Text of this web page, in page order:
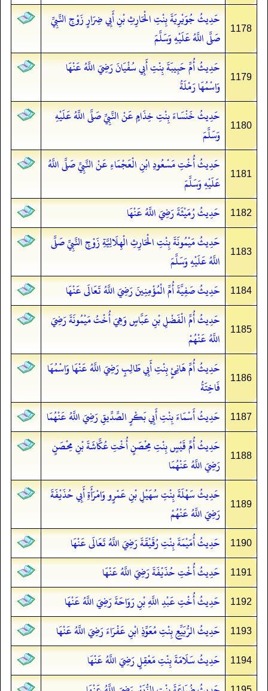
1178
حَدِيثُ جُوَيْرِيَةَ بِنْتِ الْحَارِثِ بْنِ أَبِي ضِرَارٍ زَوْجِ النَّبِيِّ
صَلَّى اللَّهُ عَلَيْهِ وَسَلَّمَ
1179
حَدِيثُ أُمِّ حَبِيبَةَ بِنْتِ أَبِي سُفْيَانَ رَضِيَ اللَّهُ عَنْهَا
وَاسْمُهَا رَمْلَةُ
1180
حَدِيثُ خَنْسَاءَ بِنْتِ خِذَامٍ عَنْ النَّبِيِّ صَلَّى اللَّهُ عَلَيْهِ
وَسَلَّمَ
1181
حَدِيثُ أُخْتِ مَسْعُودِ ابْنِ الْعَجْمَاءِ عَنْ النَّبِيِّ صَلَّى اللَّهُ
عَلَيْهِ وَسَلَّمَ
1182 حَدِيثُ رُمَيْثَةَ رَضِيَ اللَّهُ عَنْهَا
1183
حَدِيثُ مَيْمُونَةَ بِنْتِ الْحَارِثِ الْهِلَالِيَّةِ زَوْجِ النَّبِيِّ صَلَّى
اللَّهُ عَلَيْهِ وَسَلَّمَ
1184 حَدِيثُ صَفِيَّةَ أُمِّ الْمُؤْمِنِينَ رَضِيَ اللَّهُ تَعَالَى عَنْهَا
1185
حَدِيثُ أُمِّ الْفَضْلِ بْنِ عَبَّاسٍ وَهِيَ أُخْتُ مَيْمُونَةَ رَضِيَ
اللَّهُ عَنْهُمْ
1186
حَدِيثُ أُمِّ هَانِئٍ بِنْتِ أَبِي طَالِبٍ رَضِيَ اللَّهُ عَنْهَا وَاسْمُهَا
فَاخِتَةُ
1187 حَدِيثُ أَسْمَاءَ بِنْتِ أَبِي بَكْرٍ الصِّدِّيقِ رَضِيَ اللَّهُ عَنْهُمَا
1188
حَدِيثُ أُمِّ قَيْسٍ بِنْتِ مِحْصَنٍ أُخْتِ عُكَّاشَةَ بْنِ مِحْصَنٍ
رَضِيَ اللَّهُ عَنْهُمَا
1189
حَدِيثُ سَهْلَةَ بِنْتِ سُهَيْلِ بْنِ عَمْرٍو وَامْرَأَةِ أَبِي حُذَيْفَةَ
رَضِيَ اللَّهُ عَنْهُمْ
1190 حَدِيثُ أُمَيْمَةَ بِنْتِ رُقَيْقَةَ رَضِيَ اللَّهُ تَعَالَى عَنْهَا
1191 حَدِيثُ أُخْتِ حُذَيْفَةَ رَضِيَ اللَّهُ عَنْهَا
1192 حَدِيثُ أُخْتِ عَبْدِ اللَّهِ بْنِ رَوَاحَةَ رَضِيَ اللَّهُ عَنْهَا
1193 حَدِيثُ الرُّبَيِّعِ بِنْتِ مُعَوِّذِ ابْنِ عَفْرَاءَ رَضِيَ اللَّهُ عَنْهَا
1194 حَدِيثُ سَلَامَةَ بِنْتِ مَعْقِلٍ رَضِيَ اللَّهُ عَنْهَا